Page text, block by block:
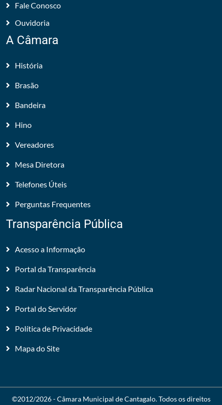
Fale Conosco
Ouvidoria
A Câmara
História
Brasão
Bandeira
Hino
Vereadores
Mesa Diretora
Telefones Úteis
Perguntas Frequentes
Transparência Pública
Acesso a Informação
Portal da Transparência
Radar Nacional da Transparência Pública
Portal do Servidor
Política de Privacidade
Mapa do Site
©2012/2026 -Câmara Municipal de Cantagalo. Todos os direitos